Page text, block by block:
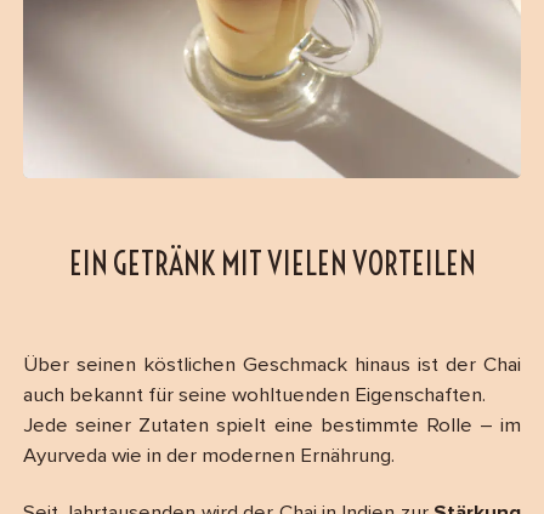
EIN GETRÄNK MIT VIELEN VORTEILEN
Über seinen köstlichen Geschmack hinaus ist der Chai
auch bekannt für seine wohltuenden Eigenschaften.
Jede seiner Zutaten spielt eine bestimmte Rolle – im
Ayurveda wie in der modernen Ernährung.